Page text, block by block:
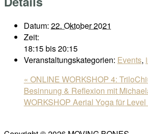
Datum: 22. Oktober 2021
Zeit:
18:15 bis 20:15
Veranstaltungskategorien: Events,
« ONLINE WORKSHOP 4:
Besinnung & Reflexion mit
WORKSHOP Aerial Yoga für Level